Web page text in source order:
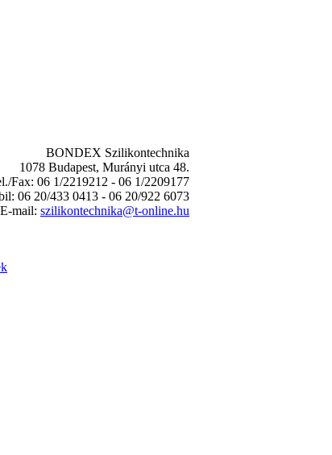
BONDEX Szilikontechnika
1078 Budapest, Murányi utca 48.
Fax: 06 1/2219212 - 06 1/2209177
06 20/433 0413 - 06 20/922 6073
E-mail: szilikontechnika@t-online.hu